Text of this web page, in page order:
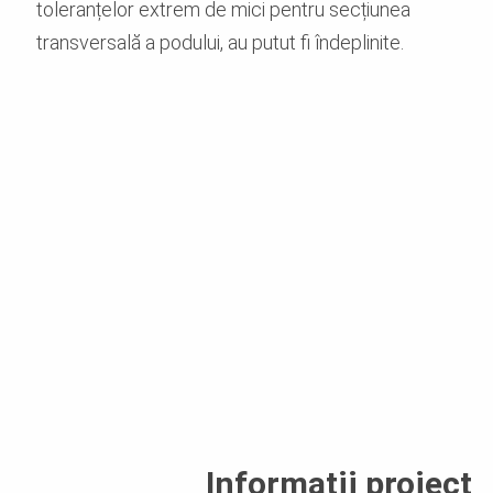
toleranțelor extrem de mici pentru secțiunea
transversală a podului, au putut fi îndeplinite.
Informații proiect